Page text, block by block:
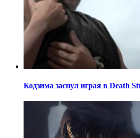
Кодзима заснул играя в Death